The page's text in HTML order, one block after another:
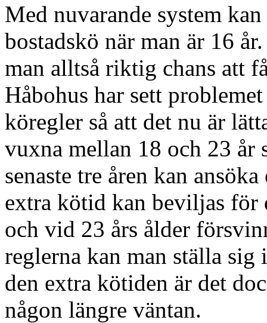
Med nuvarande system
bostadskö när man är 16
man alltså riktig chans att
Håbohus har sett
köregler så att det nu är
vuxna mellan 18 och 23
senaste tre åren kan
extra kötid kan beviljas för
och vid 23 års ålder
reglerna kan man ställa
den extra kötiden är det
någon längre väntan.